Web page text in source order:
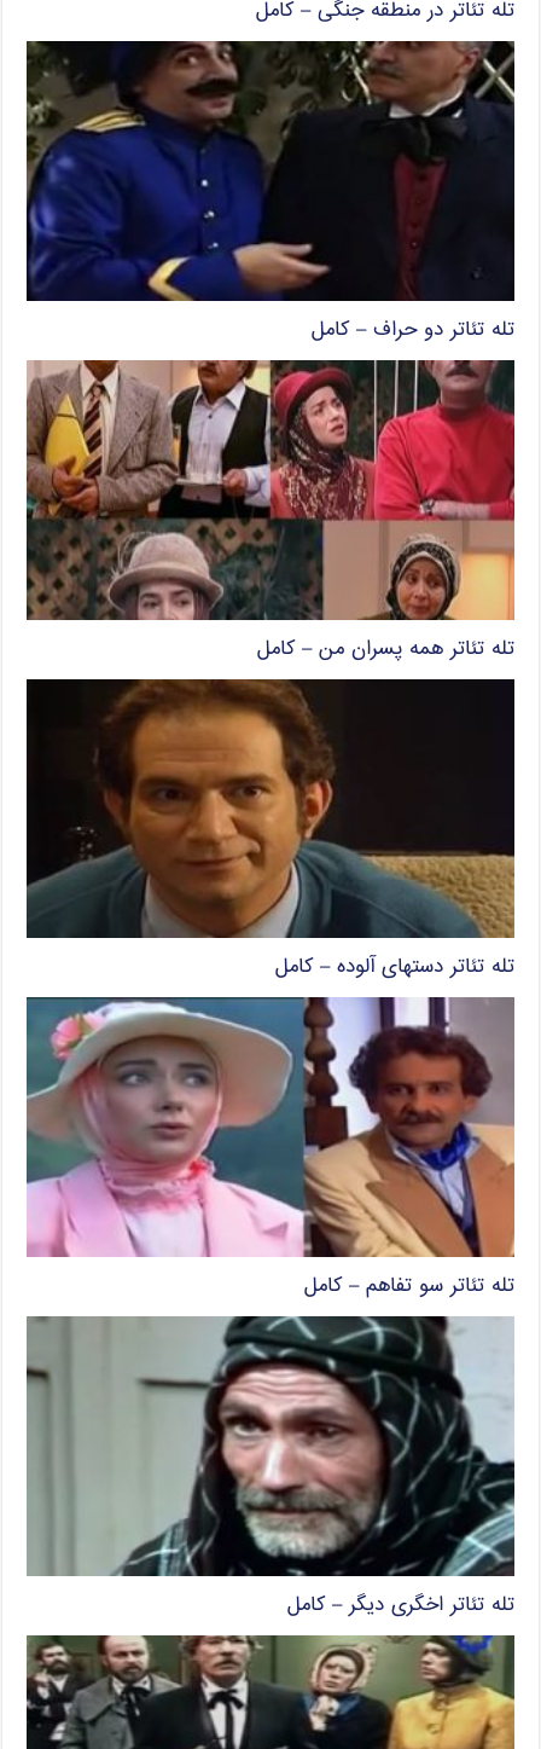
تله تئاتر در منطقه جنگی – کامل
تله تئاتر دو حراف – کامل
تله تئاتر همه پسران من – کامل
تله تئاتر دستهای آلوده – کامل
تله تئاتر سو تفاهم – کامل
تله تئاتر اخگری دیگر – کامل